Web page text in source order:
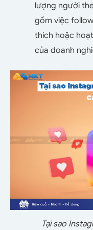
lượng người
gồm việc
thích hoặc
của doanh
Tại sao